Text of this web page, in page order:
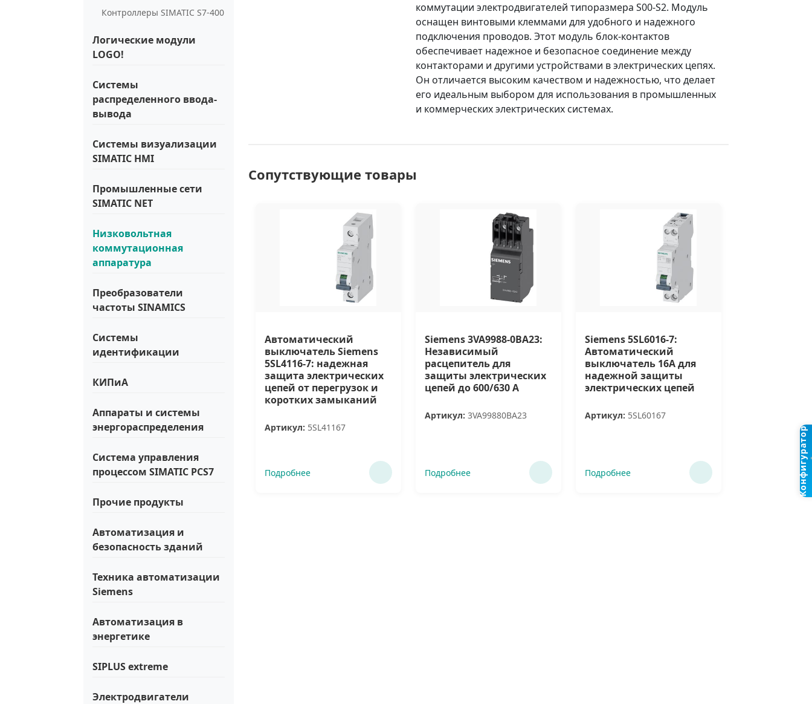
Конфигуратор
Контроллеры SIMATIC S7-400
Логические модули
LOGO!
Системы
распределенного ввода-
вывода
Системы визуализации
SIMATIC HMI
Промышленные сети
SIMATIC NET
Низковольтная
коммутационная
аппаратура
Преобразователи
частоты SINAMICS
Системы
идентификации
КИПиА
Аппараты и системы
энергораспределения
Система управления
процессом SIMATIC PCS7
Прочие продукты
Автоматизация и
безопасность зданий
Техника автоматизации
Siemens
Автоматизация в
энергетике
SIPLUS extreme
Электродвигатели
коммутации электродвигателей типоразмера S00-S2. Модуль
оснащен винтовыми клеммами для удобного и надежного
подключения проводов. Этот модуль блок-контактов
обеспечивает надежное и безопасное соединение между
контакторами и другими устройствами в электрических цепях.
Он отличается высоким качеством и надежностью, что делает
его идеальным выбором для использования в промышленных
и коммерческих электрических системах.
Сопутствующие товары
Автоматический
выключатель Siemens
5SL4116-7: надежная
защита электрических
цепей от перегрузок и
коротких замыканий
Артикул: 5SL41167
Подробнее
Siemens 3VA9988-0BA23:
Независимый
расцепитель для
защиты электрических
цепей до 600/630 A
Артикул: 3VA99880BA23
Подробнее
Siemens 5SL6016-7:
Автоматический
выключатель 16А для
надежной защиты
электрических цепей
Артикул: 5SL60167
Подробнее